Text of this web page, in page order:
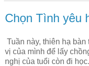
Chọn Tình yêu
Tuần này, thiên hạ
vị của mình để lấy
nghị của tuổi còn đi